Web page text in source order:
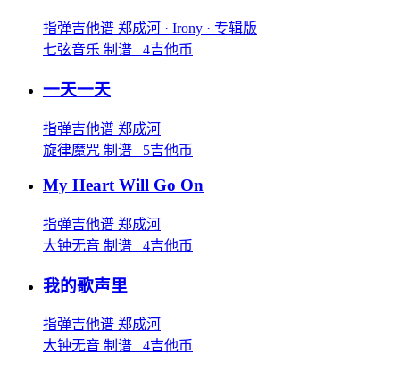
指弹吉他谱 郑成河 · Irony · 专辑版
七弦音乐 制谱 4吉他币
一天一天
指弹吉他谱 郑成河
旋律魔咒 制谱 5吉他币
My Heart Will Go On
指弹吉他谱 郑成河
大钟无音 制谱 4吉他币
我的歌声里
指弹吉他谱 郑成河
大钟无音 制谱 4吉他币